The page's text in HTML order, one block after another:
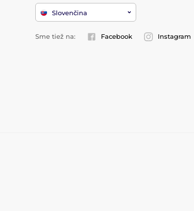
Slovenčina
Sme tiež na: Facebook Instagram